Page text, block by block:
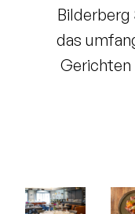
Bilderberg
das
Gerichten